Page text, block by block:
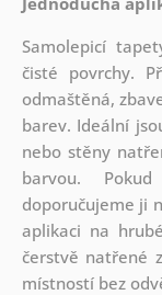
Samolepicí
čisté povrchy.
odmaštěná,
barev. Ideální
nebo stěny
barvou.
doporučujeme ji
aplikaci na
čerstvě natřené
místností bez